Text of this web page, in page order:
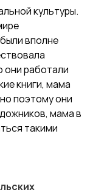
культуры.
вполне
они работали
книги, мама
поэтому они
мама в
такими